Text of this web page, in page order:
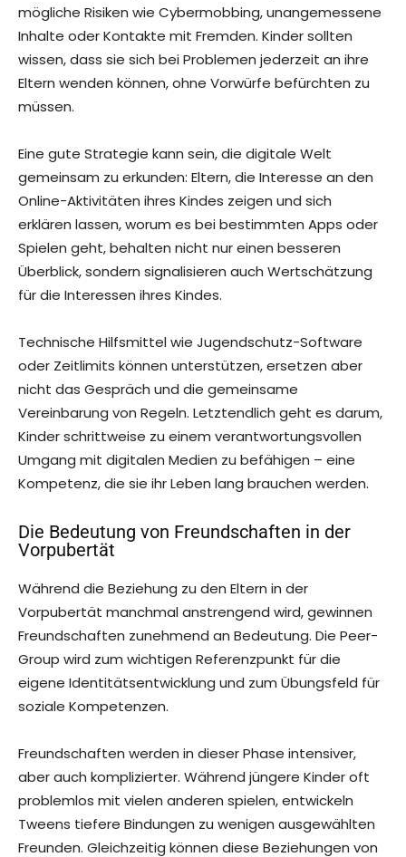
mögliche Risiken wie Cybermobbing, unangemessene
Inhalte oder Kontakte mit Fremden. Kinder sollten
wissen, dass sie sich bei Problemen jederzeit an ihre
Eltern wenden können, ohne Vorwürfe befürchten zu
müssen.
Eine gute Strategie kann sein, die digitale Welt
gemeinsam zu erkunden: Eltern, die Interesse an den
Online-Aktivitäten ihres Kindes zeigen und sich
erklären lassen, worum es bei bestimmten Apps oder
Spielen geht, behalten nicht nur einen besseren
Überblick, sondern signalisieren auch Wertschätzung
für die Interessen ihres Kindes.
Technische Hilfsmittel wie Jugendschutz-Software
oder Zeitlimits können unterstützen, ersetzen aber
nicht das Gespräch und die gemeinsame
Vereinbarung von Regeln. Letztendlich geht es darum,
Kinder schrittweise zu einem verantwortungsvollen
Umgang mit digitalen Medien zu befähigen – eine
Kompetenz, die sie ihr Leben lang brauchen werden.
Die Bedeutung von Freundschaften in der
Vorpubertät
Während die Beziehung zu den Eltern in der
Vorpubertät manchmal anstrengend wird, gewinnen
Freundschaften zunehmend an Bedeutung. Die Peer-
Group wird zum wichtigen Referenzpunkt für die
eigene Identitätsentwicklung und zum Übungsfeld für
soziale Kompetenzen.
Freundschaften werden in dieser Phase intensiver,
aber auch komplizierter. Während jüngere Kinder oft
problemlos mit vielen anderen spielen, entwickeln
Tweens tiefere Bindungen zu wenigen ausgewählten
Freunden. Gleichzeitig können diese Beziehungen von